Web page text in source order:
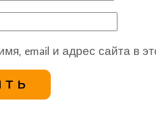
email и адрес сайта в